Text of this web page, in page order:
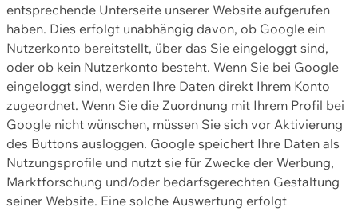
entsprechende Unterseite unserer Website aufgerufen
haben. Dies erfolgt unabhängig davon, ob Google ein
Nutzerkonto bereitstellt, über das Sie eingeloggt sind,
oder ob kein Nutzerkonto besteht. Wenn Sie bei Google
eingeloggt sind, werden Ihre Daten direkt Ihrem Konto
zugeordnet. Wenn Sie die Zuordnung mit Ihrem Profil bei
Google nicht wünschen, müssen Sie sich vor Aktivierung
des Buttons ausloggen. Google speichert Ihre Daten als
Nutzungsprofile und nutzt sie für Zwecke der Werbung,
Marktforschung und/oder bedarfsgerechten Gestaltung
seiner Website. Eine solche Auswertung erfolgt